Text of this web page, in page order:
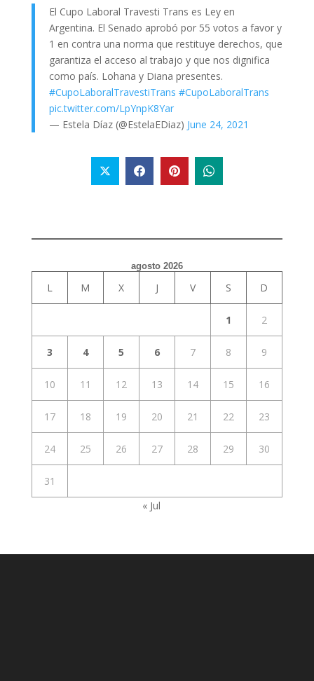
El Cupo Laboral Travesti Trans es Ley en
Argentina. El Senado aprobó por 55 votos a favor y
1 en contra una norma que restituye derechos, que
garantiza el acceso al trabajo y que nos dignifica
como país. Lohana y Diana presentes.
#CupoLaboralTravestiTrans #CupoLaboralTrans
pic.twitter.com/LpYnpK8Yar
— Estela Díaz (@EstelaEDiaz) June 24, 2021
agosto 2026
L M X J V S D
1 2
3 4 5 6 7 8 9
10 11 12 13 14 15 16
17 18 19 20 21 22 23
24 25 26 27 28 29 30
31
« Jul